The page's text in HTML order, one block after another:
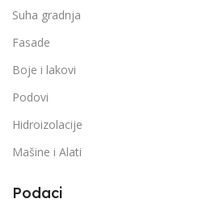
Suha gradnja
Fasade
Boje i lakovi
Podovi
Hidroizolacije
Mašine i Alati
Podaci